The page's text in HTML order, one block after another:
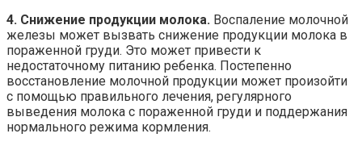
4. Снижение продукции молока. Воспаление молочной
железы может вызвать снижение продукции молока в
пораженной груди. Это может привести к
недостаточному питанию ребенка. Постепенно
восстановление молочной продукции может произойти
с помощью правильного лечения, регулярного
выведения молока с пораженной груди и поддержания
нормального режима кормления.